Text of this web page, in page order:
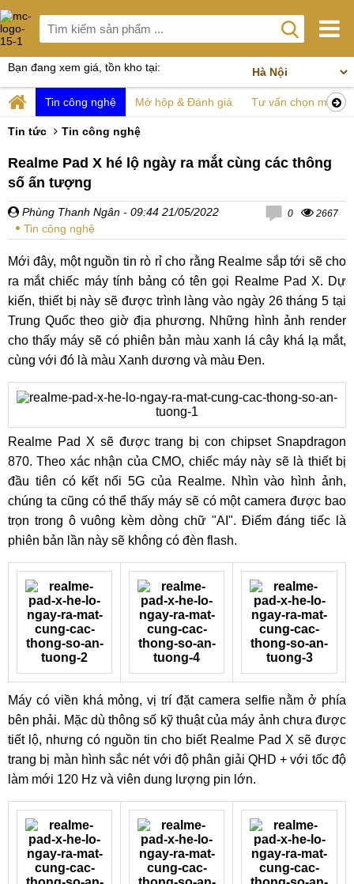
Bạn đang xem giá, tồn kho tại:
Tin công nghệ Mở hộp & Đánh giá Tư vấn chọn mua
Tin tức Tin công nghệ
Realme Pad X hé lộ ngày ra mắt cùng các thông
số ấn tượng
Phùng Thanh Ngân - 09:44 21/05/2022
Tin công nghệ
0 2667
Mới đây, một nguồn tin rò rỉ cho rằng Realme sắp tới sẽ cho
ra mắt chiếc máy tính bảng có tên gọi Realme Pad X. Dự
kiến, thiết bị này sẽ được trình làng vào ngày 26 tháng 5 tại
Trung Quốc theo giờ địa phương. Những hình ảnh render
cho thấy máy sẽ có phiên bản màu xanh lá cây khá lạ mắt,
cùng với đó là màu Xanh dương và màu Đen.
Realme Pad X sẽ được trang bị con chipset Snapdragon
870. Theo xác nhận của CMO, chiếc máy này sẽ là thiết bị
đầu tiên có kết nối 5G của Realme. Nhìn vào hình ảnh,
chúng ta cũng có thể thấy máy sẽ có một camera được bao
trọn trong ô vuông kèm dòng chữ "AI". Điểm đáng tiếc là
phiên bản lần này sẽ không có đèn flash.
Máy có viền khá mỏng, vị trí đặt camera selfie nằm ở phía
bên phải. Mặc dù thông số kỹ thuật của máy ảnh chưa được
tiết lộ, nhưng có nguồn tin cho biết Realme Pad X sẽ được
trang bị màn hình sắc nét với độ phân giải QHD + với tốc độ
làm mới 120 Hz và viên dung lượng pin lớn.